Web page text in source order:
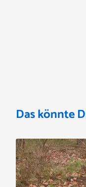
Das könnte